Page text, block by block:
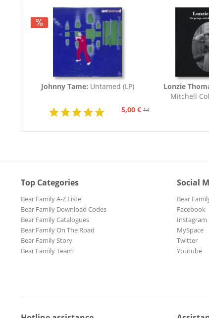
Johnny Tame: Untamed (LP)
5,00 € 14,95 €
Lonzie
Mitchell
Top Categories
Bear Family A-Z Liste
Bear Family Download Codes
Bear Family Catalogues
Bear Family On The Road
Bear Family Story
Bear Family Team
Social
Bear
Facebook
Instagram
MySpace
Twitter
Youtube